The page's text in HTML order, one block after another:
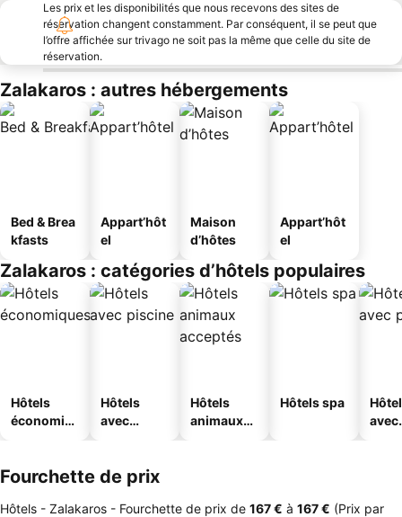
Les prix et les disponibilités que nous recevons des sites de
réservation changent constamment. Par conséquent, il se peut que
l’offre affichée sur trivago ne soit pas la même que celle du site de
réservation.
Zalakaros : autres hébergements
Bed & Brea
kfasts
Appart’hôt
el
Maison
d’hôtes
Appart’hôt
el
Zalakaros : catégories d’hôtels populaires
Hôtels
économiq
Hôtels
avec
Hôtels
animaux
Hôtels spa
avec
Fourchette de prix
Hôtels - Zalakaros - Fourchette de prix de ‎167 € à ‎167 € (Prix par